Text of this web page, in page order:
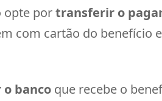
opte portransferir o
com cartão do benefício
banco que recebe o